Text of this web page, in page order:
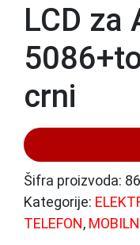
LCD za
crni
Šifra proizvoda:
Kategorije:
TELEFON,